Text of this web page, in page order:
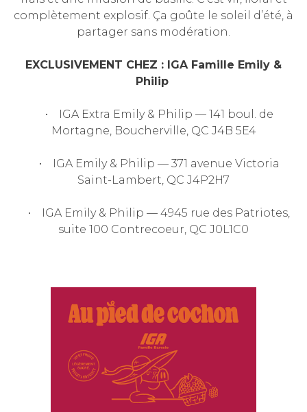
complètement explosif. Ça goûte le soleil d’été, à
partager sans modération.
EXCLUSIVEMENT CHEZ : IGA Famille Emily &
Philip
• IGA Extra Emily & Philip — 141 boul. de
Mortagne, Boucherville, QC J4B 5E4
• IGA Emily & Philip — 371 avenue Victoria
Saint-Lambert, QC J4P2H7
• IGA Emily & Philip — 4945 rue des Patriotes,
suite 100 Contrecoeur, QC J0L1C0